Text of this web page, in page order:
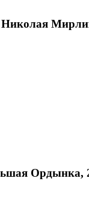
Николая
Ордынка,